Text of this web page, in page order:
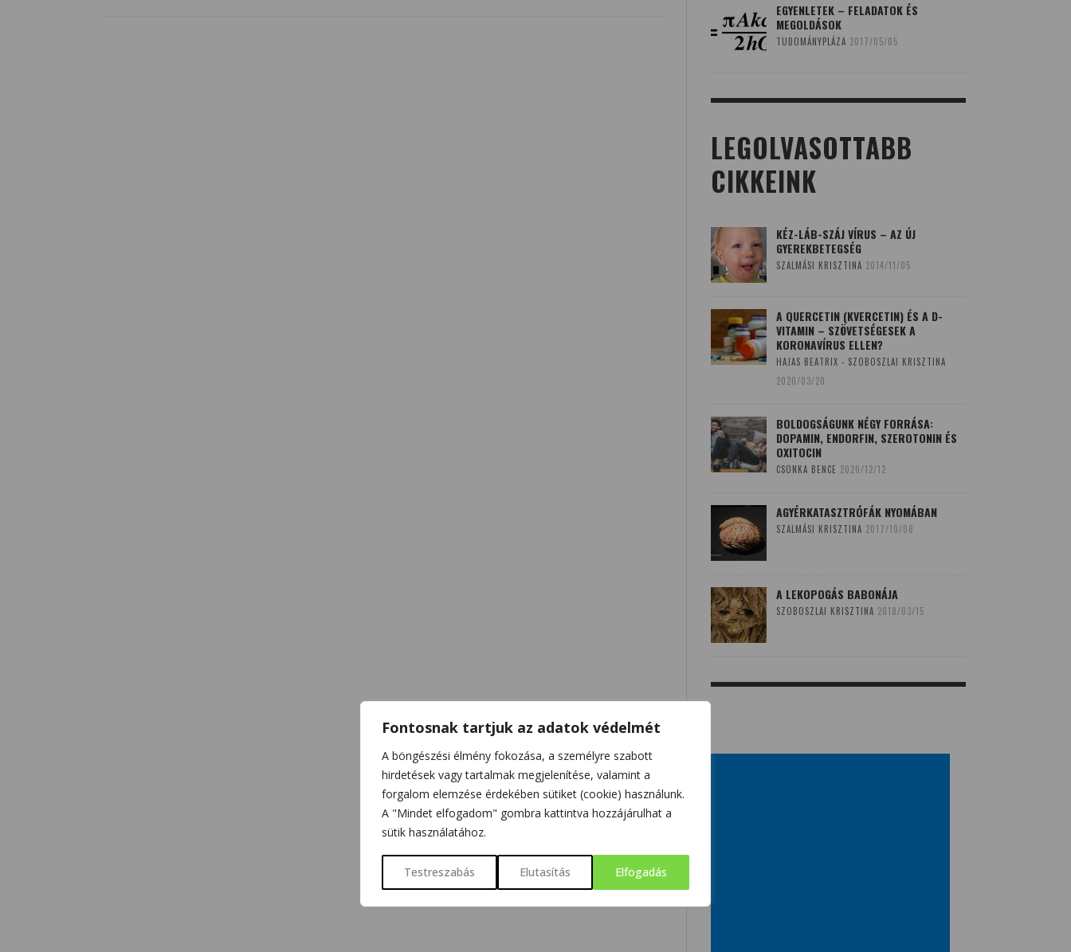
Fontosnak tartjuk az adatok védelmét
A böngészési élmény fokozása, a személyre szabott
hirdetések vagy tartalmak megjelenítése, valamint a
forgalom elemzése érdekében sütiket (cookie) használunk.
A "Mindet elfogadom" gombra kattintva hozzájárulhat a
sütik használatához.
Testreszabás Elutasítás Elfogadás
EGYENLETEK – FELADATOK ÉS
MEGOLDÁSOK
TUDOMÁNYPLÁZA 2017/05/05
LEGOLVASOTTABB
CIKKEINK
KÉZ-LÁB-SZÁJ VÍRUS – AZ ÚJ
GYEREKBETEGSÉG
SZALMÁSI KRISZTINA 2014/11/05
A QUERCETIN (KVERCETIN) ÉS A D-
VITAMIN – SZÖVETSÉGESEK A
KORONAVÍRUS ELLEN?
HAJAS BEATRIX - SZOBOSZLAI KRISZTINA
2020/03/20
BOLDOGSÁGUNK NÉGY FORRÁSA:
DOPAMIN, ENDORFIN, SZEROTONIN ÉS
OXITOCIN
CSONKA BENCE 2020/12/12
AGYÉRKATASZTRÓFÁK NYOMÁBAN
SZALMÁSI KRISZTINA 2017/10/08
A LEKOPOGÁS BABONÁJA
SZOBOSZLAI KRISZTINA 2018/03/15